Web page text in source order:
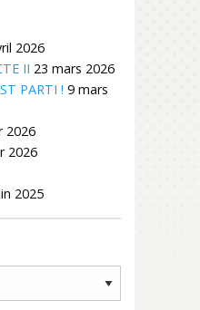
2026
II 23 mars 2026
PARTI ! 9 mars
2026
2026
2025